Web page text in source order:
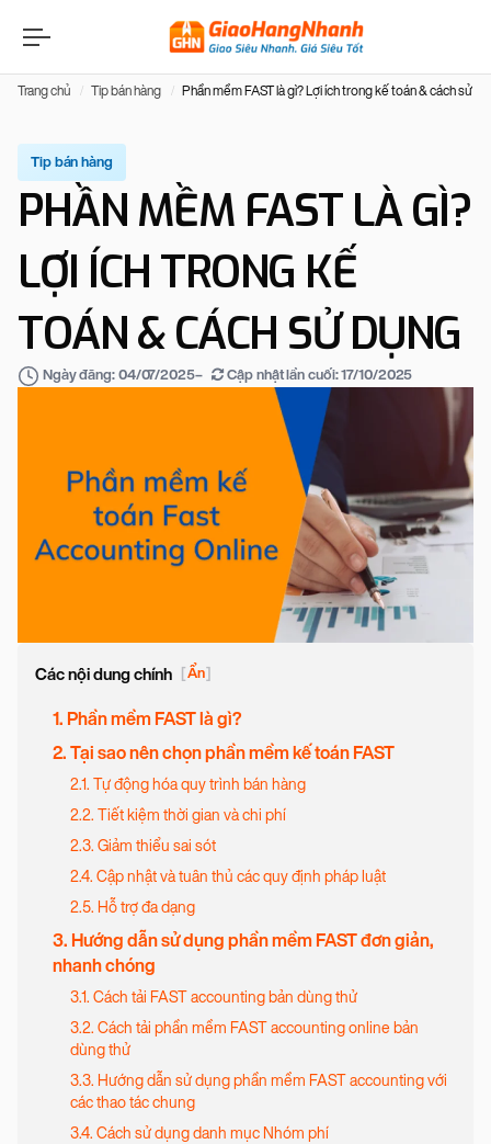
Trang chủ Tip bán hàng Phần mềm FAST là gì? Lợi ích trong kế toán & cách sử
Tip bán hàng
PHẦN MỀM FAST LÀ GÌ?
LỢI ÍCH TRONG KẾ
TOÁN & CÁCH SỬ DỤNG
Ngày đăng: 04/07/2025– Cập nhật lần cuối:17/10/2025
Các nội dung chính [Ẩn]
1. Phần mềm FAST là gì?
2. Tại sao nên chọn phần mềm kế toán FAST
2.1. Tự động hóa quy trình bán hàng
2.2. Tiết kiệm thời gian và chi phí
2.3. Giảm thiểu sai sót
2.4. Cập nhật và tuân thủ các quy định pháp luật
2.5. Hỗ trợ đa dạng
3. Hướng dẫn sử dụng phần mềm FAST đơn giản,
nhanh chóng
3.1. Cách tải FAST accounting bản dùng thử
3.2. Cách tải phần mềm FAST accounting online bản
dùng thử
3.3. Hướng dẫn sử dụng phần mềm FAST accounting với
các thao tác chung
3.4. Cách sử dụng danh mục Nhóm phí